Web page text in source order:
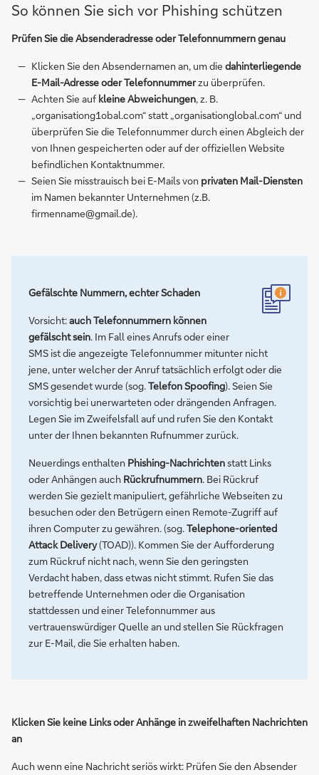
So können Sie sich vor Phishing schützen
Prüfen Sie die Absenderadresse oder Telefonnummern genau
Klicken Sie den Absendernamen an, um die dahinterliegende
E-Mail-Adresse oder Telefonnummerzu überprüfen.
Achten Sie auf kleine Abweichungen, z. B.
„organisationg1obal.com“ statt „organisationglobal.com“ und
überprüfen Sie die Telefonnummer durch einen Abgleich der
von Ihnen gespeicherten oder auf der offiziellen Website
befindlichen Kontaktnummer.
Seien Sie misstrauisch bei E-Mails von privaten Mail-Diensten
im Namen bekannter Unternehmen (z.B.
firmenname@gmail.de).
Gefälschte Nummern, echter Schaden
Vorsicht:auch Telefonnummern können
gefälscht sein. Im Fall eines Anrufs oder einer
SMS ist die angezeigte Telefonnummer mitunter nicht
jene, unter welcher der Anruf tatsächlich erfolgt oder die
SMS gesendet wurde (sog.Telefon Spoofing). Seien Sie
vorsichtig bei unerwarteten oder drängenden Anfragen.
Legen Sie im Zweifelsfall auf und rufen Sie den Kontakt
unter der Ihnen bekannten Rufnummer zurück.
Neuerdings enthalten Phishing-Nachrichtenstatt Links
oder Anhängen auch Rückrufnummern. Bei Rückruf
werden Sie gezielt manipuliert, gefährliche Webseiten zu
besuchen oder den Betrügern einen Remote-Zugriff auf
ihren Computer zu gewähren. (sog.Telephone-oriented
Attack Delivery(TOAD)). Kommen Sie der Aufforderung
zum Rückruf nicht nach, wenn Sie den geringsten
Verdacht haben, dass etwas nicht stimmt. Rufen Sie das
betreffende Unternehmen oder die Organisation
stattdessen und einer Telefonnummer aus
vertrauenswürdiger Quelle an und stellen Sie Rückfragen
zur E-Mail, die Sie erhalten haben.
Klicken Sie keine Links oder Anhänge in zweifelhaften Nachrichten
an
Auch wenn eine Nachricht seriös wirkt: Prüfen Sie den Absender